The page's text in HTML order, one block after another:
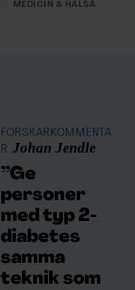
MEDICIN & HÄLSA
FORSKARKOMMENTA
R Johan Jendle
”Ge
personer
med typ 2-
diabetes
samma
teknik som